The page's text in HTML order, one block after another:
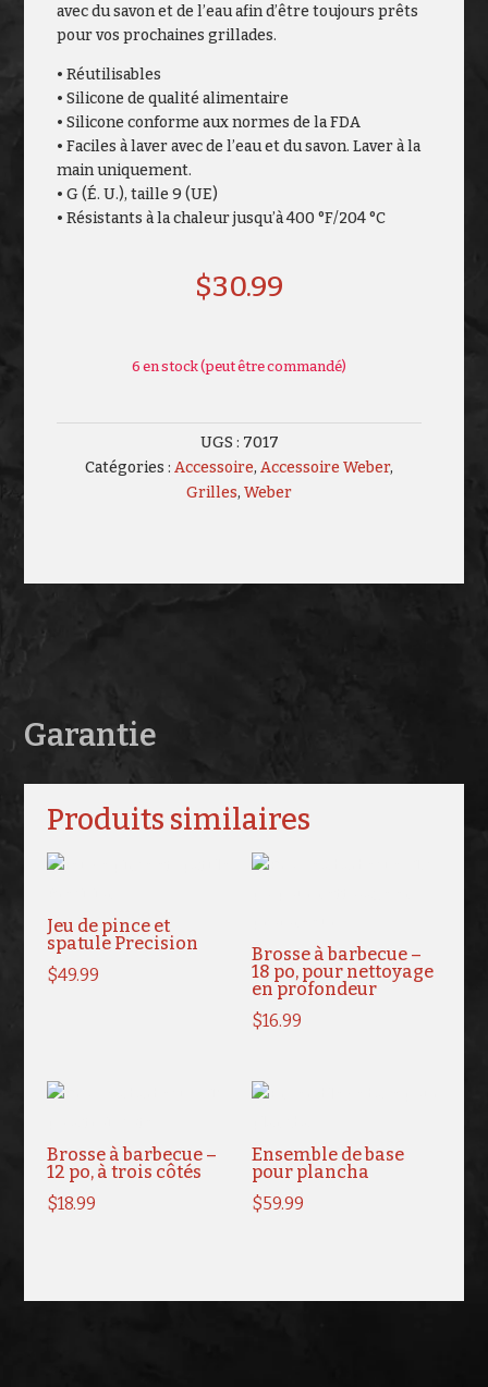
avec du savon et de l’eau afin d’être toujours prêts
pour vos prochaines grillades.
• Réutilisables
• Silicone de qualité alimentaire
• Silicone conforme aux normes de la FDA
• Faciles à laver avec de l’eau et du savon. Laver à la
main uniquement.
• G (É. U.), taille 9 (UE)
• Résistants à la chaleur jusqu’à 400 °F/204 °C
$30.99
6 en stock (peut être commandé)
UGS : 7017
Catégories :Accessoire,Accessoire Weber,
Grilles,Weber
Garantie
Produits similaires
Jeu de pince et
spatule Precision
$49.99
Brosse à barbecue –
18 po, pour nettoyage
en profondeur
$16.99
Brosse à barbecue –
12 po, à trois côtés
$18.99
Ensemble de base
pour plancha
$59.99